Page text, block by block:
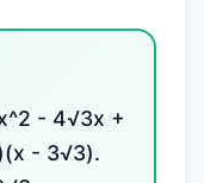
- 4√3x +
- 3√3).